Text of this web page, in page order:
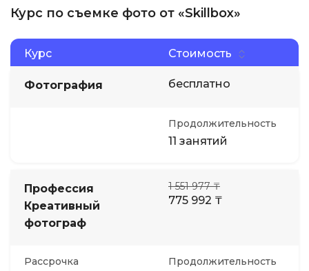
Курс по съемке фото от «Skillbox»
Курс Стоимость
Фотография бесплатно
Продолжительность
11 занятий
Профессия
Креативный
фотограф
1 551 977 ₸
775 992 ₸
Рассрочка
Продолжительность